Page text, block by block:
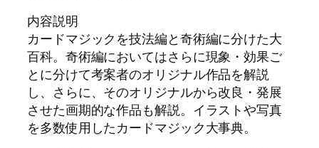
内容説明
カードマジックを技法編と奇術編に分けた大
百科。奇術編においてはさらに現象・効果ご
とに分けて考案者のオリジナル作品を解説
し、さらに、そのオリジナルから改良・発展
させた画期的な作品も解説。イラストや写真
を多数使用したカードマジック大事典。